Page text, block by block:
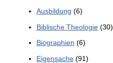
Ausbildung (6)
Biblische Theologie(30)
Biographien (6)
Eigensache(91)